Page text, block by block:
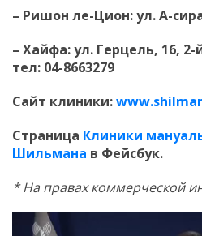
– Ришон ле-Цион: ул. А-
– Хайфа: ул. Герцель, 16, 2-
тел: 04-8663279
Сайт клиники:www
Страница Клиники
Шильмана в Фейсбук.
* На правах коммерческой